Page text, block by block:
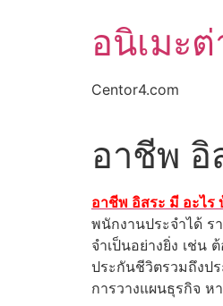
อนิเมะ
Centor4.com
อาชีพ อิ
อาชีพ อิสระ มี อะไร
พนักงานประจำได้ ร
จำเป็นอย่างยิ่ง เช่น
ประกันชีวิตรวมถึงป
การวางแผนธุรกิจ ห